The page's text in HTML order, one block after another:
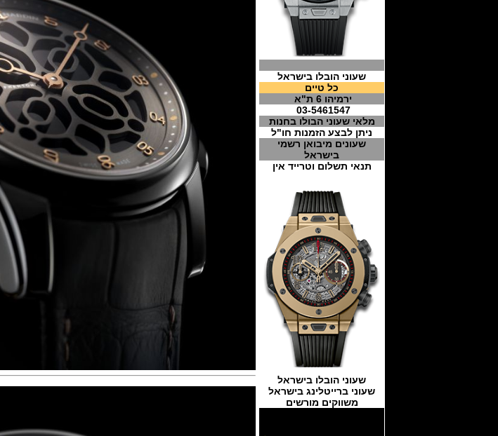
שעוני הובלו בישראל
כל טיים
ירמיהו 6 ת"א
03-5461547
מלאי שעוני הבולו בחנות
ניתן לבצע הזמנות חו"ל
שעונים מיבואן רשמי
בישראל
תנאי תשלום וטרייד אין
שעוני הובלו בישראל
שעוני ברייטלינג בישראל
משווקים מורשים